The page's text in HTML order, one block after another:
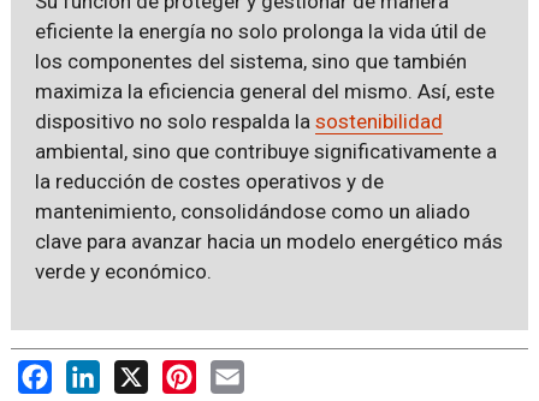
eficiente la energía no solo prolonga la vida útil de
los componentes del sistema, sino que también
maximiza la eficiencia general del mismo. Así, este
dispositivo no solo respalda la sostenibilidad
ambiental, sino que contribuye significativamente a
la reducción de costes operativos y de
mantenimiento, consolidándose como un aliado
clave para avanzar hacia un modelo energético más
verde y económico.
FacebookLinkedIn
X PinterestEmail